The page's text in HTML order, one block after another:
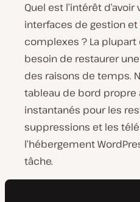
Quel est l’intérêt
interfaces de gestion
complexes ? La
besoin de restaurer
des raisons de temps.
tableau de bord propre
instantanés pour les
suppressions et les
l’hébergement
tâche.